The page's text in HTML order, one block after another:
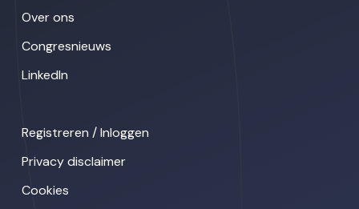
Over ons
Congresnieuws
LinkedIn
Registreren / Inloggen
Privacy disclaimer
Cookies